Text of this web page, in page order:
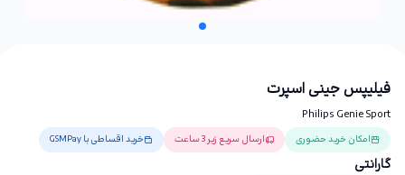
فیلیپس جینی اسپرت
Philips Genie Sport
امکان خرید حضوری ارسال سریع زیر 3 ساعت خرید اقساطی با GSMPay
گارانتی